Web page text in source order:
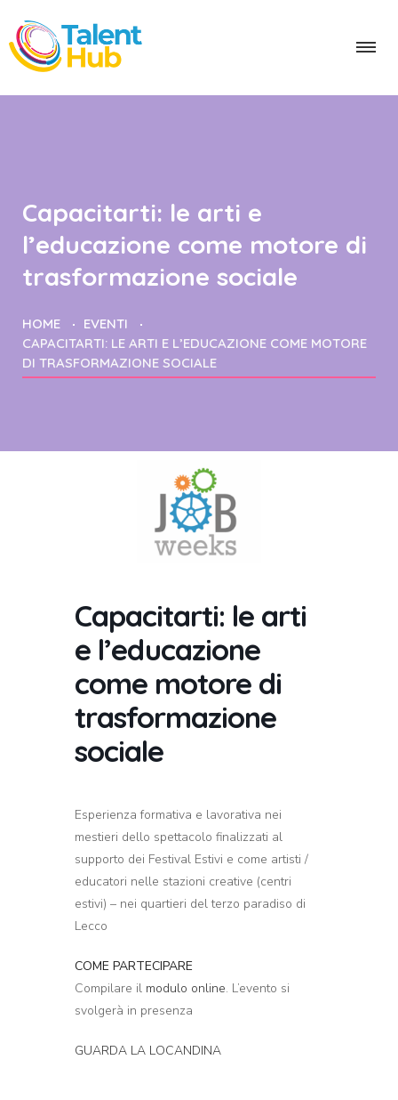
Capacitarti: le arti e
l’educazione come motore di
trasformazione sociale
HOME
EVENTI
CAPACITARTI: LE ARTI E L’EDUCAZIONE COME MOTORE
DI TRASFORMAZIONE SOCIALE
Capacitarti: le arti
e l’educazione
come motore di
trasformazione
sociale
Esperienza formativa e lavorativa nei
mestieri dello spettacolo finalizzati al
supporto dei Festival Estivi e come artisti /
educatori nelle stazioni creative (centri
estivi) – nei quartieri del terzo paradiso di
Lecco
COME PARTECIPARE
Compilare il modulo online. L’evento si
svolgerà in presenza
GUARDA LA LOCANDINA